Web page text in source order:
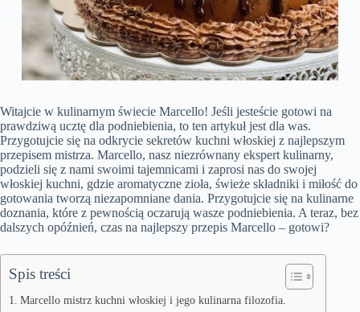
Witajcie w kulinarnym świecie Marcello! Jeśli jesteście gotowi na
prawdziwą ucztę dla podniebienia, to ten artykuł jest dla was.
Przygotujcie się na odkrycie sekretów kuchni włoskiej z najlepszym
przepisem mistrza. Marcello, nasz niezrównany ekspert kulinarny,
podzieli się z nami swoimi tajemnicami i zaprosi nas do swojej
włoskiej kuchni, gdzie aromatyczne zioła, świeże składniki i miłość do
gotowania tworzą niezapomniane dania. Przygotujcie się na kulinarne
doznania, które z pewnością oczarują wasze podniebienia. A teraz, bez
dalszych opóźnień, czas na najlepszy przepis Marcello – gotowi?
Spis treści
Marcello mistrz kuchni włoskiej i jego kulinarna filozofia.